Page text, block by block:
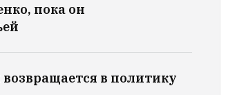
пока он
в политику